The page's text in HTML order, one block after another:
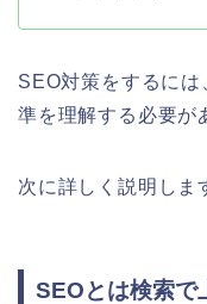
SEO対策をするに
準を理解する必要が
次に詳しく説明しま
SEOとは検索で